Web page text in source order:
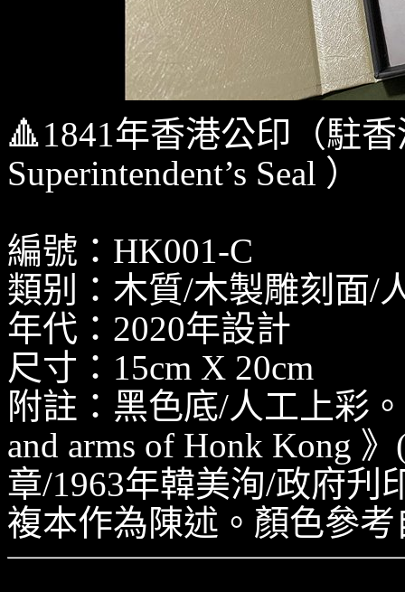
🔺1841年香港公印（駐
Superintendent’s Seal ）
編號：HK001-C
類别：木質/木製雕刻面/
年代：2020年設計
尺寸：15cm X 20cm
附註：黑色底/人工上彩
and arms of Honk Kong
章/1963年韓美洵/政府刋
複本作為陳述。顏色參